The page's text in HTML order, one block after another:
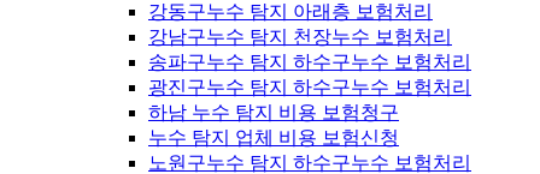
강동구누수 탐지 아래층 보험처리
강남구누수 탐지 천장누수 보험처리
송파구누수 탐지 하수구누수 보험처리
광진구누수 탐지 하수구누수 보험처리
하남 누수 탐지 비용 보험청구
누수 탐지 업체 비용 보험신청
노원구누수 탐지 하수구누수 보험처리